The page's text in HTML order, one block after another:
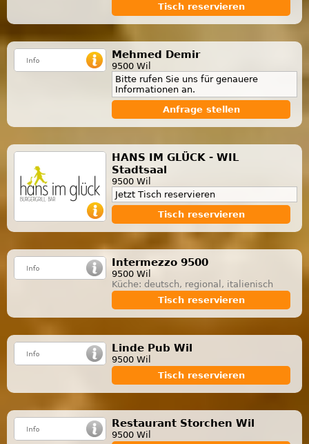
Tisch reservieren
Mehmed Demir
9500 Wil
Bitte rufen Sie uns für genauere
Informationen an.
Anfrage stellen
HANS IM GLÜCK - WIL
Stadtsaal
9500 Wil
Jetzt Tisch reservieren
Tisch reservieren
Intermezzo 9500
9500 Wil
Küche: deutsch, regional, italienisch
Tisch reservieren
Linde Pub Wil
9500 Wil
Tisch reservieren
Restaurant Storchen Wil
9500 Wil